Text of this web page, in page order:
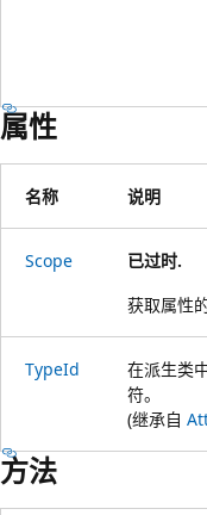
属性
名称 说明
Scope
已过时.
获取属性
TypeId 在派生类
符。
(继承自
方法